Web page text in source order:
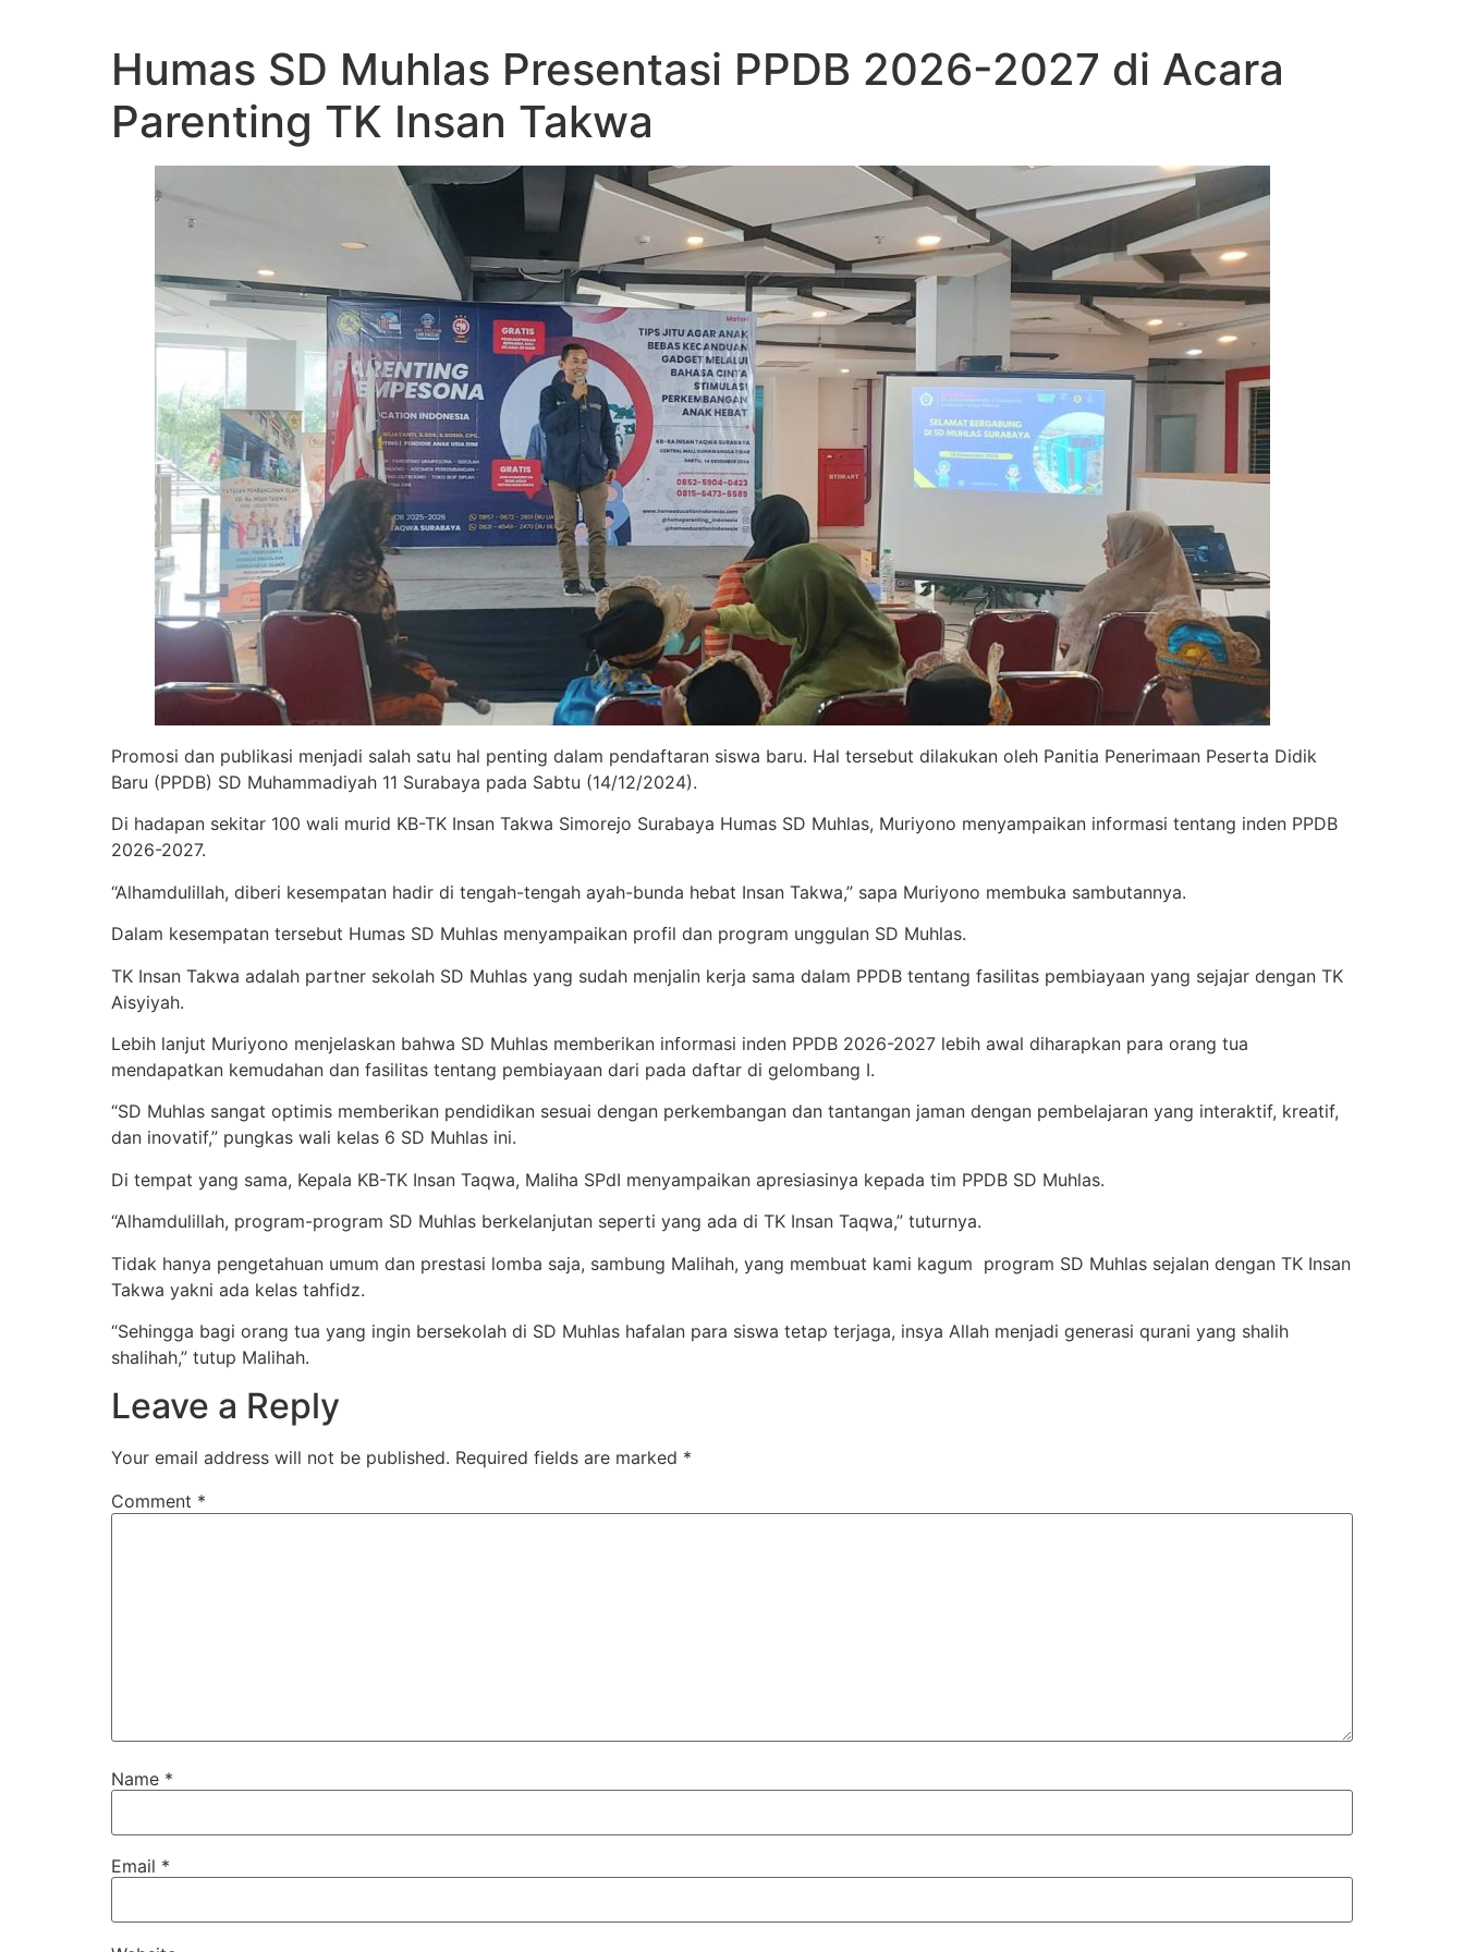
Humas SD Muhlas Presentasi PPDB 2026-2027 di Acara
Parenting TK Insan Takwa
Promosi dan publikasi menjadi salah satu hal penting dalam pendaftaran siswa baru. Hal tersebut dilakukan oleh Panitia Penerimaan Peserta Didik
Baru (PPDB) SD Muhammadiyah 11 Surabaya pada Sabtu (14/12/2024).
Di hadapan sekitar 100 wali murid KB-TK Insan Takwa Simorejo Surabaya Humas SD Muhlas, Muriyono menyampaikan informasi tentang inden PPDB
2026-2027.
“Alhamdulillah, diberi kesempatan hadir di tengah-tengah ayah-bunda hebat Insan Takwa,” sapa Muriyono membuka sambutannya.
Dalam kesempatan tersebut Humas SD Muhlas menyampaikan profil dan program unggulan SD Muhlas.
TK Insan Takwa adalah partner sekolah SD Muhlas yang sudah menjalin kerja sama dalam PPDB tentang fasilitas pembiayaan yang sejajar dengan TK
Aisyiyah.
Lebih lanjut Muriyono menjelaskan bahwa SD Muhlas memberikan informasi inden PPDB 2026-2027 lebih awal diharapkan para orang tua
mendapatkan kemudahan dan fasilitas tentang pembiayaan dari pada daftar di gelombang I.
“SD Muhlas sangat optimis memberikan pendidikan sesuai dengan perkembangan dan tantangan jaman dengan pembelajaran yang interaktif, kreatif,
dan inovatif,” pungkas wali kelas 6 SD Muhlas ini.
Di tempat yang sama, Kepala KB-TK Insan Taqwa, Maliha SPdI menyampaikan apresiasinya kepada tim PPDB SD Muhlas.
“Alhamdulillah, program-program SD Muhlas berkelanjutan seperti yang ada di TK Insan Taqwa,” tuturnya.
Tidak hanya pengetahuan umum dan prestasi lomba saja, sambung Malihah, yang membuat kami kagum program SD Muhlas sejalan dengan TK Insan
Takwa yakni ada kelas tahfidz.
“Sehingga bagi orang tua yang ingin bersekolah di SD Muhlas hafalan para siswa tetap terjaga, insya Allah menjadi generasi qurani yang shalih
shalihah,” tutup Malihah.
Leave a Reply
Your email address will not be published. Required fields are marked *
Comment *
Name *
Email *